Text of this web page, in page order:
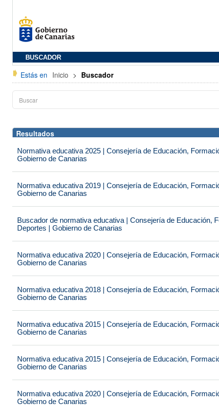
BUSCADOR
Estás en Inicio > Buscador
Resultados
Normativa educativa 2025 | Consejería de Educación,
Gobierno de Canarias
Normativa educativa 2019 | Consejería de Educación,
Gobierno de Canarias
Buscador de normativa educativa | Consejería de Educación,
Deportes | Gobierno de Canarias
Normativa educativa 2020 | Consejería de Educación,
Gobierno de Canarias
Normativa educativa 2018 | Consejería de Educación,
Gobierno de Canarias
Normativa educativa 2015 | Consejería de Educación,
Gobierno de Canarias
Normativa educativa 2015 | Consejería de Educación,
Gobierno de Canarias
Normativa educativa 2020 | Consejería de Educación,
Gobierno de Canarias